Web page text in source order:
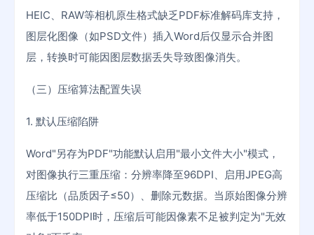
HEIC、RAW等相机原生格式缺乏PDF标准解码库支持，
图层化图像（如PSD文件）插入Word后仅显示合并图
层，转换时可能因图层数据丢失导致图像消失。
（三）压缩算法配置失误
1. 默认压缩陷阱
Word"另存为PDF"功能默认启用"最小文件大小"模式，
对图像执行三重压缩：分辨率降至96DPI、启用JPEG高
压缩比（品质因子≤50）、删除元数据。当原始图像分辨
率低于150DPI时，压缩后可能因像素不足被判定为"无效